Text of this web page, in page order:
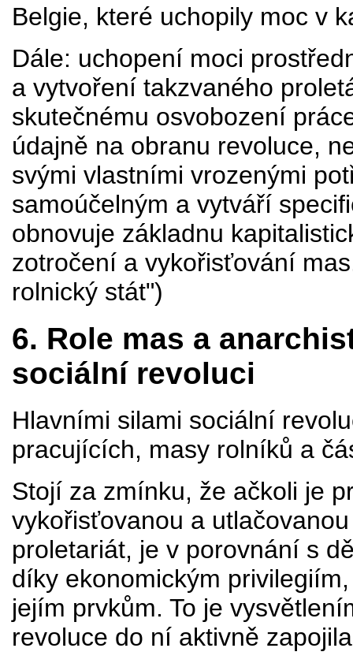
Belgie, které uchopily moc v
Dále: uchopení moci
a vytvoření takzvaného
skutečnému osvobození
údajně na obranu revoluce,
svými vlastními vrozenými
samoúčelným a vytváří
obnovuje základnu
zotročení a vykořisťování
rolnický stát")
6. Role mas a
sociální revoluci
Hlavními silami sociální
pracujících, masy rolníků a
Stojí za zmínku, že ačkoli je
vykořisťovanou a
proletariát, je v porovnání s
díky ekonomickým
jejím prvkům. To je
revoluce do ní aktivně